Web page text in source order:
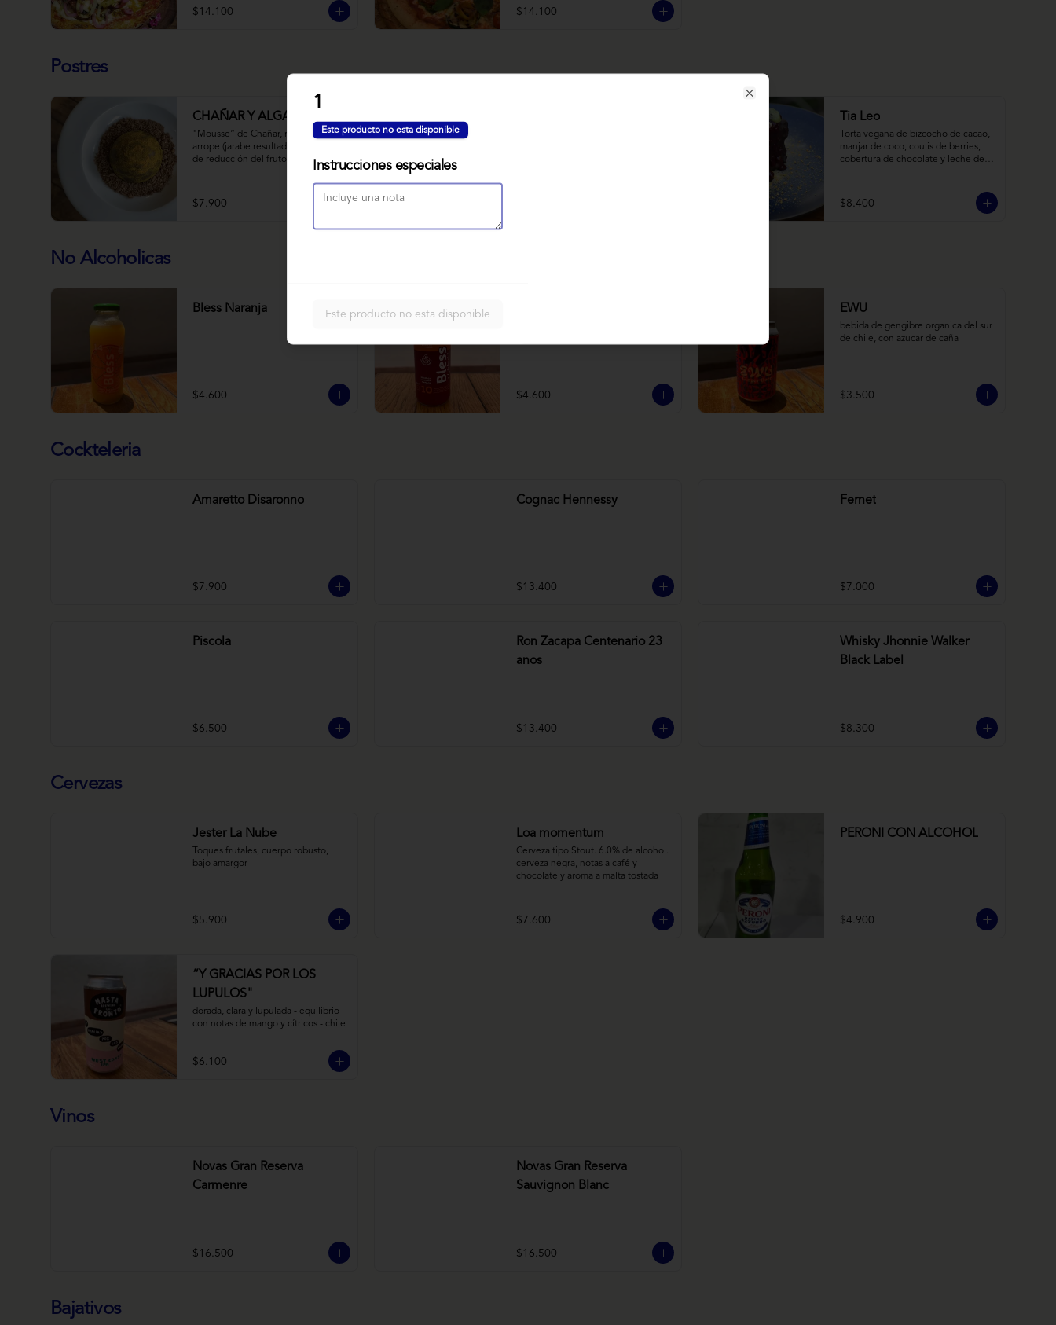
$14.100 $14.100
Postres
CHAÑAR Y ALGARROBO
"Mousse” de Chañar, relleno de
arrope (jarabe resultado de 10 horas
de reducción del fruto y agua) de
Chañar con toque de clavo de olor y
canela, cubierto de una fina capa  de
chocolate amargo y cúrcuma, sobre
una tierra de harina de
$7.900
Tia Leo
Torta vegana de bizcocho de cacao,
manjar de coco, coulis de berries,
cobertura de chocolate y leche de
$8.400
No Alcoholicas
Bless Naranja
$4.600 $4.600
EWU
bebida de gengibre organica del sur
de chile, con azucar de caña
$3.500
Cockteleria
Amaretto Disaronno
$7.900
Cognac Hennessy
$13.400
Fernet
$7.000
Piscola
$6.500
Ron Zacapa Centenario 23
anos
$13.400
Whisky Jhonnie Walker
Black Label
$8.300
Cervezas
Jester La Nube
Toques frutales, cuerpo robusto,
bajo amargor
$5.900
Loa momentum
Cerveza tipo Stout. 6.0% de alcohol.
cerveza negra, notas a café y
chocolate y aroma a malta tostada
$7.600
PERONI CON ALCOHOL
$4.900
“Y GRACIAS POR LOS
LUPULOS"
dorada, clara y lupulada - equilibrio
con notas de mango y cítricos - chile
$6.100
Vinos
Novas Gran Reserva
Carmenre
$16.500
Novas Gran Reserva
Sauvignon Blanc
$16.500
Bajativos
1
Este producto no esta disponible
Instrucciones especiales
Este producto no esta disponible
Close